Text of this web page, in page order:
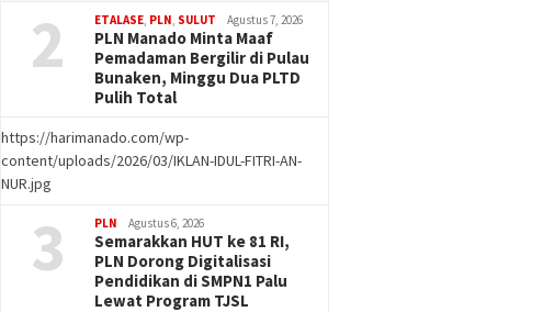
2 ETALASE PLN SULUT Agustus 7, 2026
PLN Manado Minta Maaf
Pemadaman Bergilir di Pulau
Bunaken, Minggu Dua PLTD
Pulih Total
https://harimanado.com/wp-
content/uploads/2026/03/IKLAN-IDUL-FITRI-AN-
NUR.jpg
3 PLN Agustus 6, 2026
Semarakkan HUT ke 81 RI,
PLN Dorong Digitalisasi
Pendidikan di SMPN1 Palu
Lewat Program TJSL